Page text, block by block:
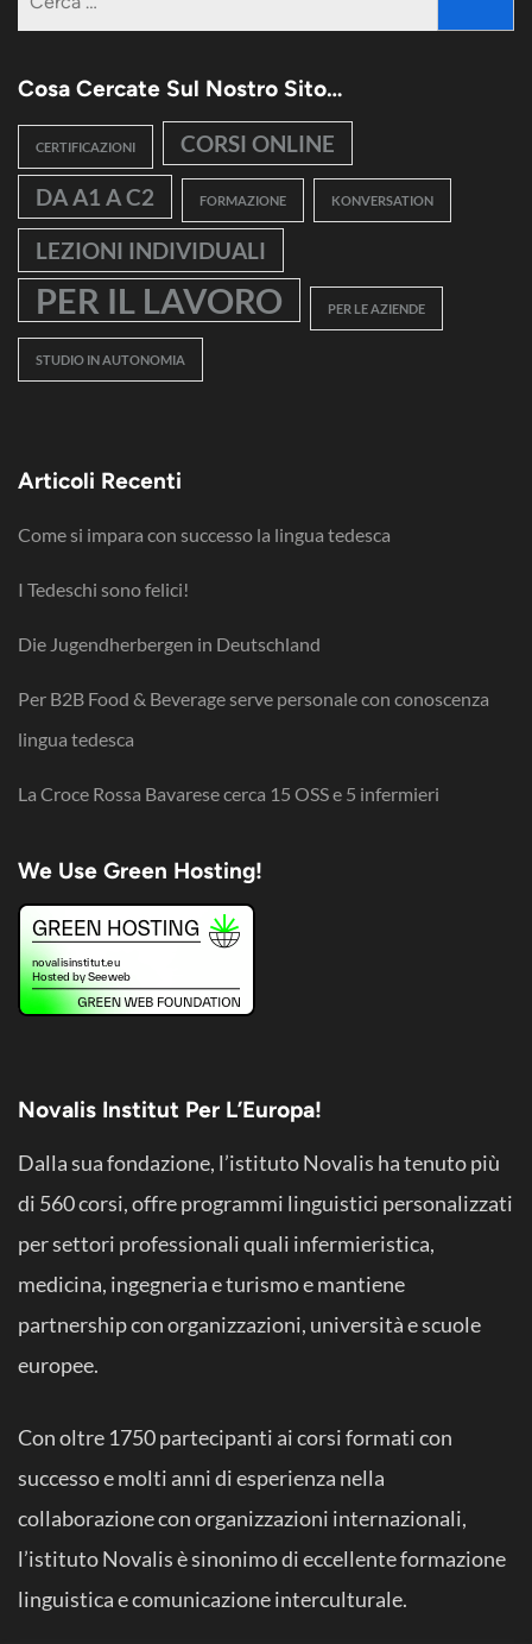
per:
Cosa Cercate Sul Nostro Sito…
CERTIFICAZIONI
CORSI ONLINE
DA A1 A C2
FORMAZIONE KONVERSATION
LEZIONI INDIVIDUALI
PER IL LAVORO PER LE AZIENDE
STUDIO IN AUTONOMIA
Articoli Recenti
Come si impara con successo la lingua tedesca
I Tedeschi sono felici!
Die Jugendherbergen in Deutschland
Per B2B Food & Beverage serve personale con conoscenza
lingua tedesca
La Croce Rossa Bavarese cerca 15 OSS e 5 infermieri
We Use Green Hosting!
Novalis Institut Per L’Europa!
Dalla sua fondazione, l’istituto Novalis ha tenuto più
di 560 corsi, offre programmi linguistici personalizzati
per settori professionali quali infermieristica,
medicina, ingegneria e turismo e mantiene
partnership con organizzazioni, università e scuole
europee.
Con oltre 1750 partecipanti ai corsi formati con
successo e molti anni di esperienza nella
collaborazione con organizzazioni internazionali,
l’istituto Novalis è sinonimo di eccellente formazione
linguistica e comunicazione interculturale.